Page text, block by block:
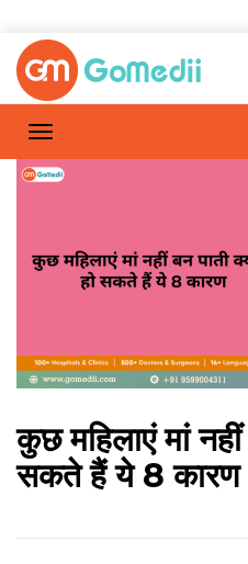
कुछ महिलाएं मां नहीं
सकते हैं ये 8 कारण